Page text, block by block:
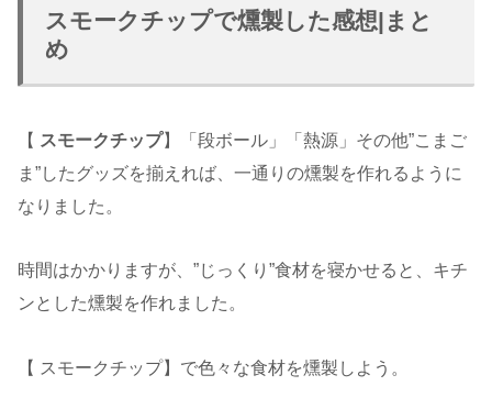
スモークチップで燻製した感想|まと
め
【 スモークチップ】「段ボール」「熱源」その他”こまご
ま”したグッズを揃えれば、一通りの燻製を作れるように
なりました。
時間はかかりますが、”じっくり”食材を寝かせると、キチ
ンとした燻製を作れました。
【 スモークチップ】で色々な食材を燻製しよう。